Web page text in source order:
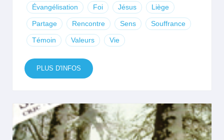
Évangélisation Foi Jésus Liège
Partage Rencontre Sens Souffrance
Témoin Valeurs Vie
PLUS D'INFOS